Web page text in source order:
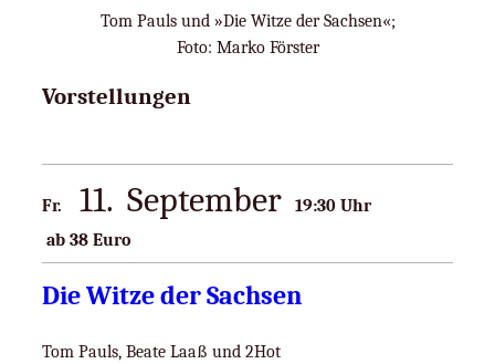
Tom Pauls und »Die Witze der Sachsen«;
Foto: Marko Förster
Vorstellungen
Fr. 11 September
19:30
ab 38 Euro
Die Witze der Sachsen
Tom Pauls, Beate Laaß und 2Hot